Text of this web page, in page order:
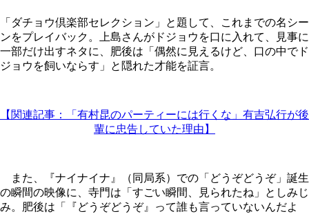
「ダチョウ倶楽部セレクション」と題して、これまでの名シー
ンをプレイバック。上島さんがドジョウを口に入れて、見事に
一部だけ出すネタに、肥後は「偶然に見えるけど、口の中でド
ジョウを飼いならす」と隠れた才能を証言。
【関連記事：「有村昆のパーティーには行くな」有吉弘行が後
輩に忠告していた理由】
また、『ナイナイナ』（同局系）での「どうぞどうぞ」誕生
の瞬間の映像に、寺門は「すごい瞬間、見られたね」としみじ
み。肥後は「『どうぞどうぞ』って誰も言っていないんだよ